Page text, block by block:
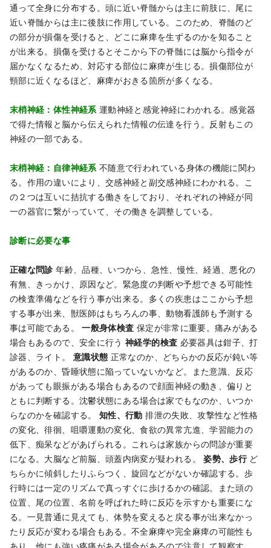
通って全身に分布する。頭に近い脊髄からは主に前肢に、尾に
近い脊髄からは主に後肢に作用している。このため、脊髄のど
の部分が損傷を受けると、どこに麻痺を生ずるのかを知ること
が出来る。損傷を受けるとそこから下の脊髄には脳から指令が
届かなくなるため、対応する部位に麻痺が生じる。損傷部位が
頸部に近くなるほど、麻痺がおきる箇所が多くなる。
末梢神経：体性神経系 運動神経と感覚神経にわかれる。感覚器
で得た情報と脳から伝えられた情報の伝達を行う。反射もこの
神経の一部である。
末梢神経：自律神経系 不随意で行われている身体の機能に関わ
る。作用の違いにより、交感神経と副交感神経にわかれる。こ
の２つは互いに拮抗する働きをしており、それぞれの神経が同
一の器官に繋がっていて、その働きを調整している。
診断に必要な事
正確な問診 年齢、品種、いつから、急性、慢性、経過、悪化の
有無、きっかけ、原因など。緊急度の判断や予想できる可能性
の検査準備などを行う事が出来る。多くの疾患はここから予想
する事が出来、獣医師はもちろんの事、動物看護師も予測する
事は可能である。
一般身体検査 保定が非常に重要。痛みがある
場合もあるので、安全に行う 神経学的検査 必要器具は鉗子、打
診器、ライト。
意識状態 正常なのか、どちらかの反応が鈍い等
があるのか、昏睡状態に陥っていないかなど。また意識、反応
があっても眼振がある場合もあるので顔面神経の動き、偏りと
ともに判断する。沈鬱状態にある場合は家でもなのか、いつか
らなのかを確認する。
知性、行動 排泄の失敗、攻撃性など性格
の変化、徘徊、咀嚼運動の変化、食欲の異常亢進、学習能力の
低下、痴呆などがあげられる。これらは家族からの問診が重要
になる。大脳など前脳、頭蓋内病変が疑われる。
姿勢、歩行 ど
ちらかに傾斜したりふらつく、旋回などがないか確認する。歩
行時には一定のリズムで真っすぐに歩けるかの確認。また頭の
位置、尾の位置、名前を呼ばれた時に反応を示すかも重要にな
る。一見普通に見えても、体勢を変えると戻る事が出来なかっ
たり反応が変わる場合もある。不全麻痺や完全麻痺の可能性も